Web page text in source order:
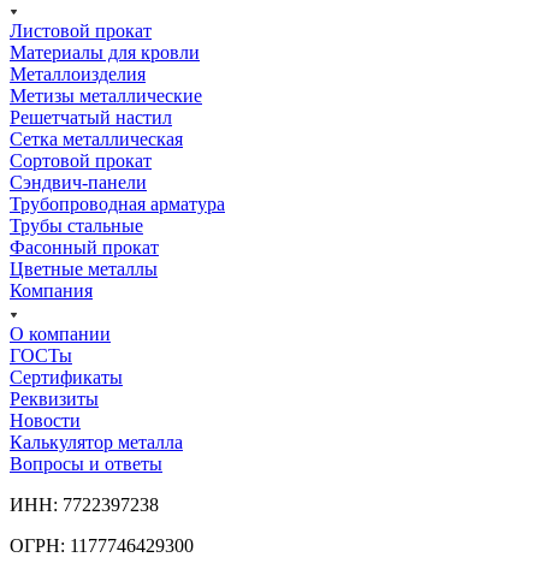
Листовой прокат
Материалы для кровли
Металлоизделия
Метизы металлические
Решетчатый настил
Сетка металлическая
Сортовой прокат
Сэндвич-панели
Трубопроводная арматура
Трубы стальные
Фасонный прокат
Цветные металлы
Компания
О компании
ГОСТы
Сертификаты
Реквизиты
Новости
Калькулятор металла
Вопросы и ответы
ИНН: 7722397238
ОГРН: 1177746429300